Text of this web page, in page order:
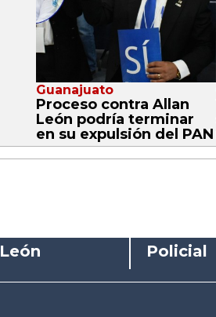
Guanajuato
Proceso contra Allan
León podría terminar
en su expulsión del PAN
León Policial